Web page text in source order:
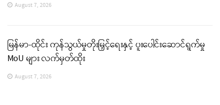
August 7, 2026
မြန်မာ-ထိုင်း ကုန်သွယ်မှုတိုးမြှင့်ရေးနှင့် ပူးပေါင်းဆောင်ရွက်မှု
MoU များ လက်မှတ်ထိုး
August 7, 2026